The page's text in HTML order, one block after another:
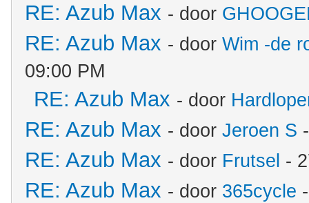
RE: Azub Max - door
RE: Azub Max - door Wim -de
09:00 PM
RE: Azub Max - door
RE: Azub Max - door Jeroen S
RE: Azub Max - door Frutsel -
RE: Azub Max - door 365cycle